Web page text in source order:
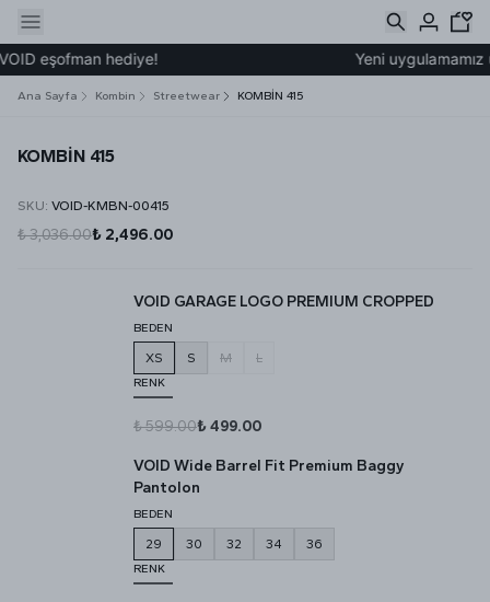
eşofman hediye! Yeni uygulamamız
Ana Sayfa Kombin Streetwear KOMBİN 415
KOMBİN 415
SKU: VOID-KMBN-00415
₺ 3,036.00₺ 2,496.00
VOID GARAGE LOGO PREMIUM CROPPED
BEDEN
XS S M L
RENK
₺ 599.00₺ 499.00
VOID Wide Barrel Fit Premium Baggy
Pantolon
BEDEN
29 30 32 34 36
RENK